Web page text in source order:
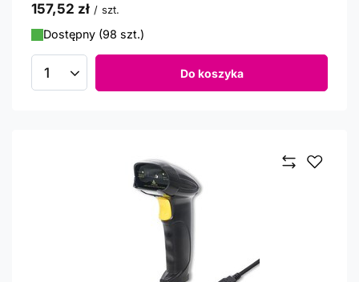
157,52 zł / szt.
Dostępny (98 szt.)
Ilość produktów Do koszyka